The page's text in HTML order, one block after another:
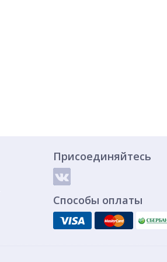
Присоединяйтесь
Способы оплаты